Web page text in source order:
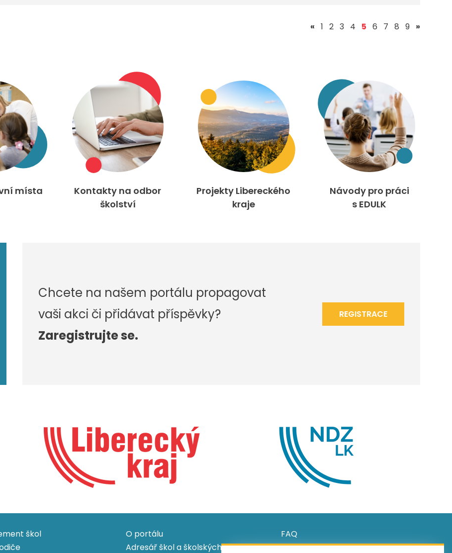
« 1 2 3 4 5 (aktuální)
6 7 8 9 »
místa
Kontakty na odbor
školství
Projekty Libereckého
kraje
Návody pro práci
s EDULK
Chcete na našem portálu propagovat
vaši akci či přidávat příspěvky?
Zaregistrujte se.
REGISTRACE
škol
O portálu
Adresář škol a školských zařízení
FAQ
GDPR